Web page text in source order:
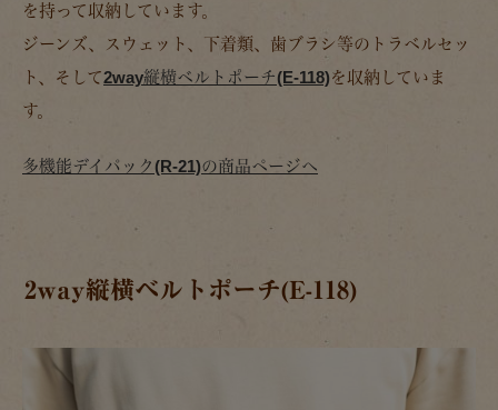
を持って収納しています。
ジーンズ、スウェット、下着類、歯ブラシ等のトラベルセッ
ト、そして2way縦横ベルトポーチ(E-118)を収納していま
す。
多機能デイパック(R-21)の商品ページへ
2way縦横ベルトポーチ(E-118)